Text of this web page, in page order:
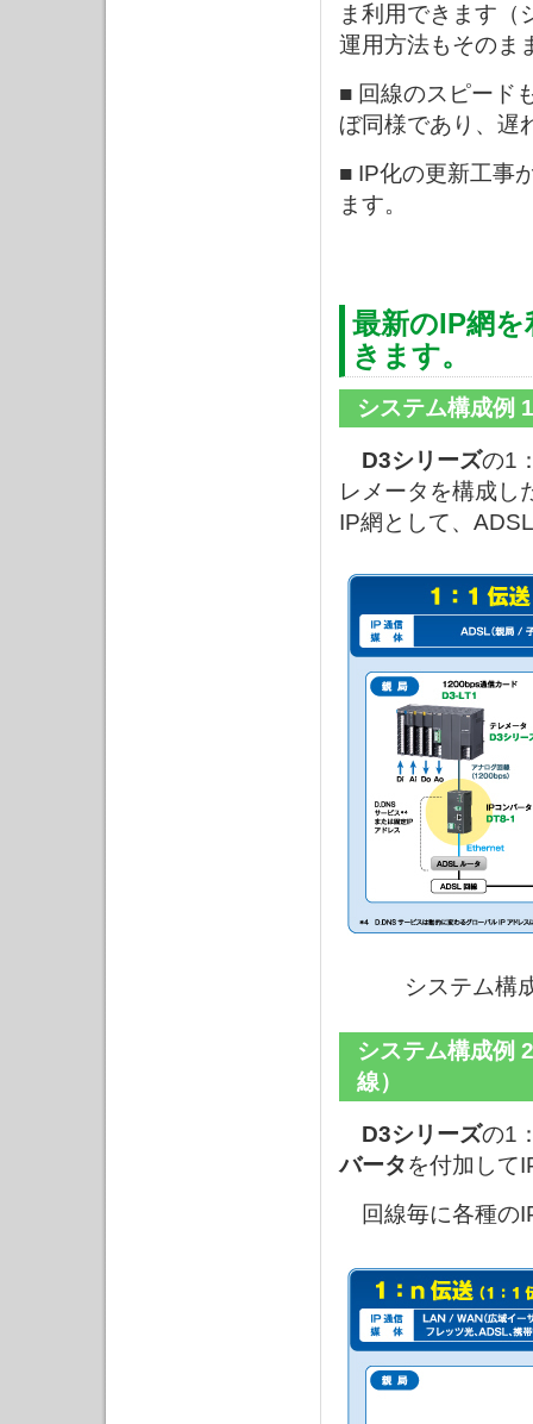
ま利用できます（
運用方法もそのま
■ 回線のスピード
ぼ同様であり、遅
■ IP化の更新工事
ます。
最新のIP網
きます。
システム構成例
D3シリーズの1
レメータを構成し
IP網として、
システム構
システム構成例
線）
D3シリーズの1
バータを付加して
回線毎に各種の